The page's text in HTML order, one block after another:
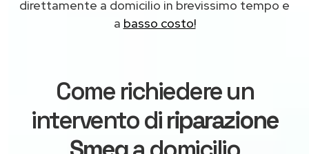
direttamente a domicilio in brevissimo tempo e
a basso costo!
Come richiedere un
intervento diriparazione